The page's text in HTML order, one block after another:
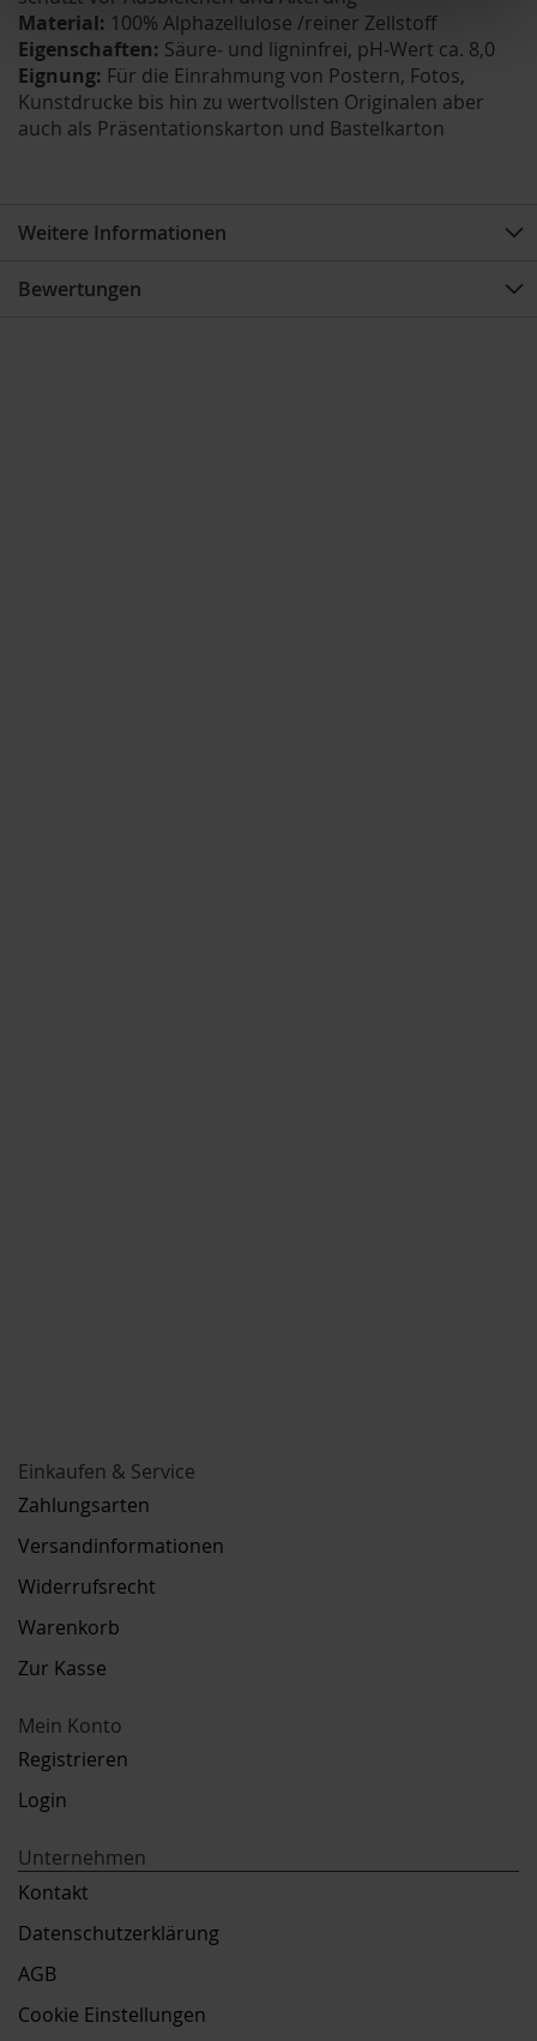
Material: 100% Alphazellulose /reiner Zellstoff
Eigenschaften: Säure- und ligninfrei, pH-Wert ca. 8,0
Eignung: Für die Einrahmung von Postern, Fotos,
Kunstdrucke bis hin zu wertvollsten Originalen aber
auch als Präsentationskarton und Bastelkarton
Weitere Informationen
Bewertungen
Einkaufen & Service
Zahlungsarten
Versandinformationen
Widerrufsrecht
Warenkorb
Zur Kasse
Mein Konto
Registrieren
Login
Unternehmen
Kontakt
Datenschutzerklärung
AGB
Cookie Einstellungen